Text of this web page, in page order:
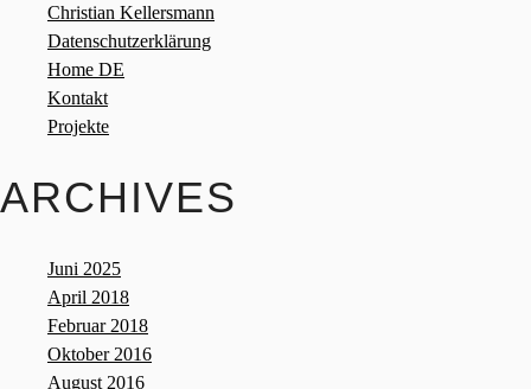
Christian Kellersmann
Datenschutzerklärung
Home DE
Kontakt
Projekte
ARCHIVES
Juni 2025
April 2018
Februar 2018
Oktober 2016
August 2016